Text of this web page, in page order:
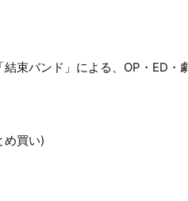
束バンド」による、OP・ED・
め買い)